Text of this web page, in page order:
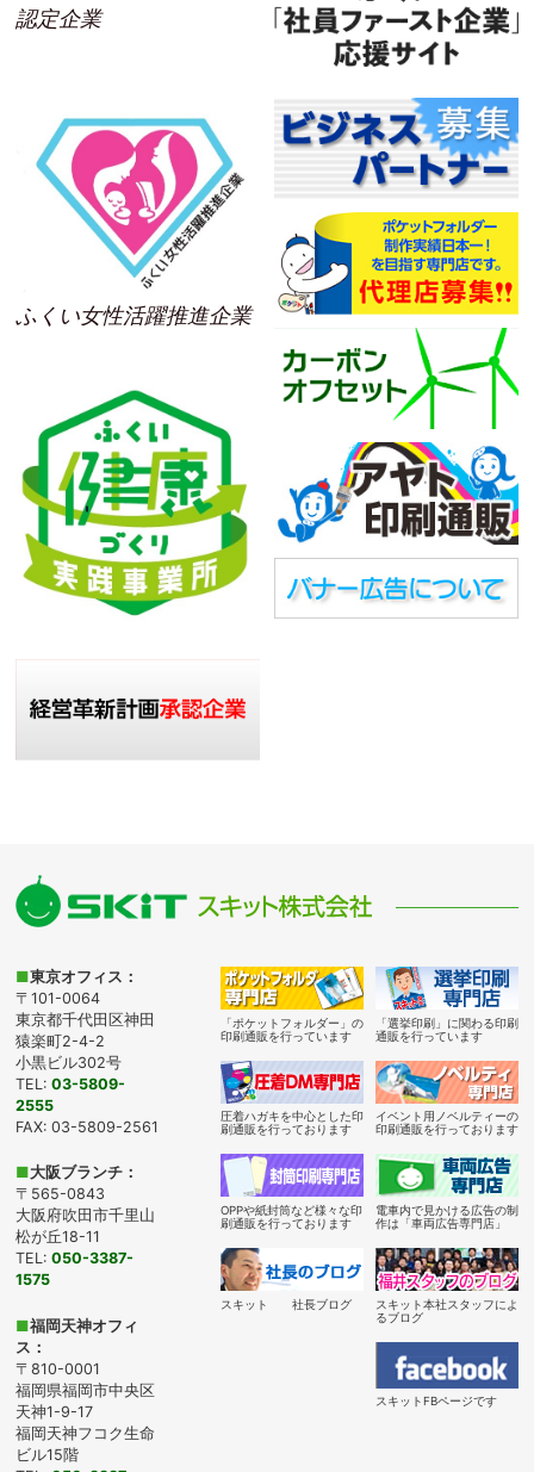
認定企業
ふくい女性活躍推進企業
■東京オフィス：
〒101-0064
東京都千代田区神田
猿楽町2-4-2
小黒ビル302号
TEL:03-5809-
2555
FAX: 03-5809-2561
■大阪ブランチ：
〒565-0843
大阪府吹田市千里山
松が丘18-11
TEL:050-3387-
1575
■福岡天神オフィ
ス：
〒810-0001
福岡県福岡市中央区
天神1-9-17
福岡天神フコク生命
ビル15階
「ポケットフォルダー」の
印刷通販を行っています
「選挙印刷」に関わる印刷
通販を行っています
圧着ハガキを中心とした印
刷通販を行っております
イベント用ノベルティーの
印刷通販を行っております
OPPや紙封筒など様々な印
刷通販を行っております
電車内で見かける広告の制
作は「車両広告専門店」
スキット 社長ブログ
スキット本社スタッフによ
るブログ
スキットFBページです